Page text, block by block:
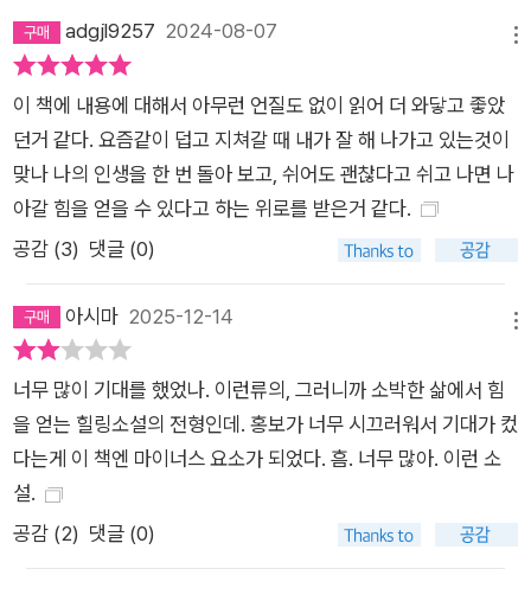
adgjl9257 2024-08-07
이 책에 내용에 대해서 아무런 언질도 없이 읽어 더 와닿고 좋았
던거 같다. 요즘같이 덥고 지쳐갈 때 내가 잘 해 나가고 있는것이
맞나 나의 인생을 한 번 돌아 보고, 쉬어도 괜찮다고 쉬고 나면 나
아갈 힘을 얻을 수 있다고 하는 위로를 받은거 같다.
공감 (3) 댓글 (0)
아시마 2025-12-14
너무 많이 기대를 했었나. 이런류의, 그러니까 소박한 삶에서 힘
을 얻는 힐링소설의 전형인데. 홍보가 너무 시끄러워서 기대가 컸
다는게 이 책엔 마이너스 요소가 되었다. 흠. 너무 많아. 이런 소
설.
공감 (2) 댓글 (0)